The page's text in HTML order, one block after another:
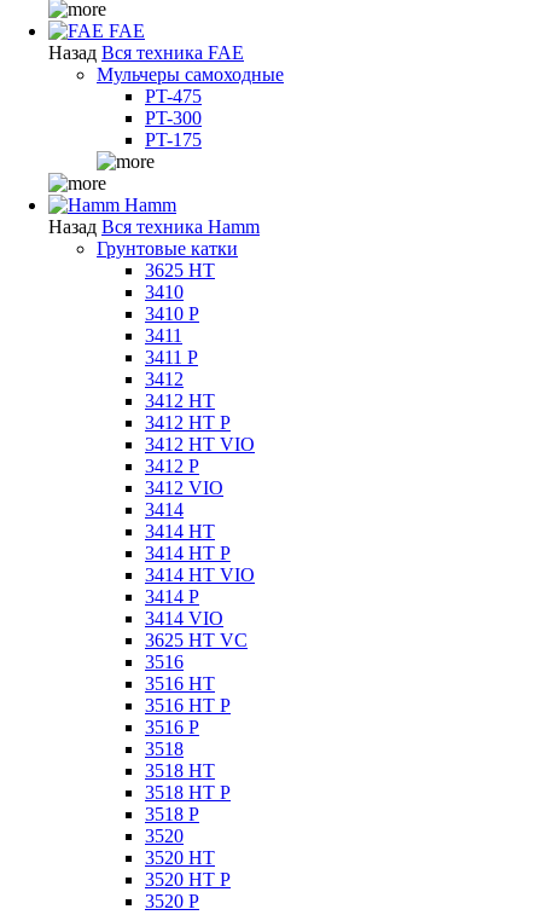
FAE
Назад Вся техника FAE
Мульчеры самоходные
PT-475
PT-300
PT-175
Hamm
Назад Вся техника Hamm
Грунтовые катки
3625 HT
3410
3410 P
3411
3411 P
3412
3412 HT
3412 HT P
3412 HT VIO
3412 P
3412 VIO
3414
3414 HT
3414 HT P
3414 HT VIO
3414 P
3414 VIO
3625 HT VC
3516
3516 HT
3516 HT P
3516 P
3518
3518 HT
3518 HT P
3518 P
3520
3520 HT
3520 HT P
3520 P